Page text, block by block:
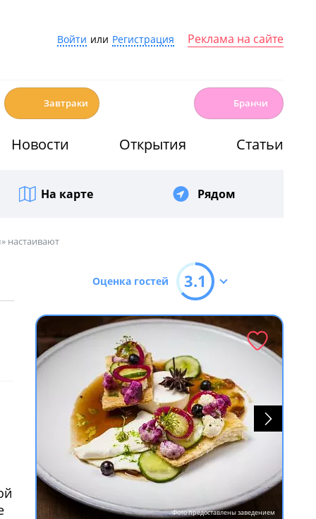
Войти или Регистрация Реклама на сайте
Завтраки Бранчи
Новости Открытия Статьи
На карте Рядом
настаивают
Оценка гостей 3.1
Фото предоставлены заведением